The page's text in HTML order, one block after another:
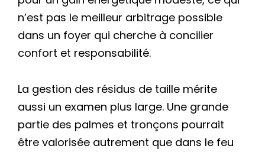
n’est pas le meilleur arbitrage possible
dans un foyer qui cherche à concilier
confort et responsabilité.
La gestion des résidus de taille mérite
aussi un examen plus large. Une grande
partie des palmes et tronçons pourrait
être valorisée autrement que dans le feu